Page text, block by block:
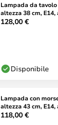
Lampada da
altezza 38 cm, E14,
128,00 €
Disponibile
Lampada con
altezza 43 cm, E14,
118,00 €